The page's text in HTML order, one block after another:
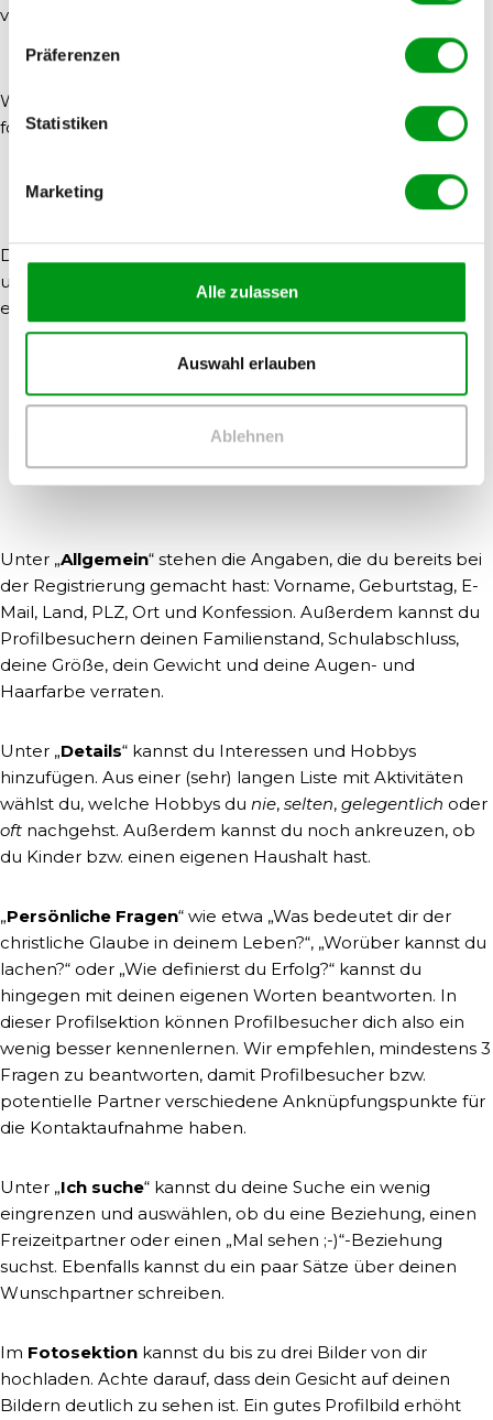
Präferenzen
Statistiken
Marketing
Alle zulassen
Auswahl erlauben
Ablehnen
von 100% zu erreichen.
Wähle „Profil bearbeiten“, um mit der Profileinrichtung
fortzufahren.
Vervollständigung des Profils
Dein Profil auf Christ sucht Christ ist in fünf Bereichen
unterteilt, damit Profilbesucher sich binnen kurzer Zeit
einen Überblick machen können, und zwar
2. Details
5. Fotos
Unter „Allgemein“ stehen die Angaben, die du bereits bei
der Registrierung gemacht hast: Vorname, Geburtstag, E-
Mail, Land, PLZ, Ort und Konfession. Außerdem kannst du
Profilbesuchern deinen Familienstand, Schulabschluss,
deine Größe, dein Gewicht und deine Augen- und
Haarfarbe verraten.
Unter „Details“ kannst du Interessen und Hobbys
hinzufügen. Aus einer (sehr) langen Liste mit Aktivitäten
wählst du, welche Hobbys du nie, selten, gelegentlich oder
oft nachgehst. Außerdem kannst du noch ankreuzen, ob
du Kinder bzw. einen eigenen Haushalt hast.
„Persönliche Fragen“ wie etwa „Was bedeutet dir der
christliche Glaube in deinem Leben?“, „Worüber kannst du
lachen?“ oder „Wie definierst du Erfolg?“ kannst du
hingegen mit deinen eigenen Worten beantworten. In
dieser Profilsektion können Profilbesucher dich also ein
wenig besser kennenlernen. Wir empfehlen, mindestens 3
Fragen zu beantworten, damit Profilbesucher bzw.
potentielle Partner verschiedene Anknüpfungspunkte für
die Kontaktaufnahme haben.
Unter „Ich suche“ kannst du deine Suche ein wenig
eingrenzen und auswählen, ob du eine Beziehung, einen
Freizeitpartner oder einen „Mal sehen ;-)“-Beziehung
suchst. Ebenfalls kannst du ein paar Sätze über deinen
Wunschpartner schreiben.
Im Fotosektion kannst du bis zu drei Bilder von dir
hochladen. Achte darauf, dass dein Gesicht auf deinen
Bildern deutlich zu sehen ist. Ein gutes Profilbild erhöht